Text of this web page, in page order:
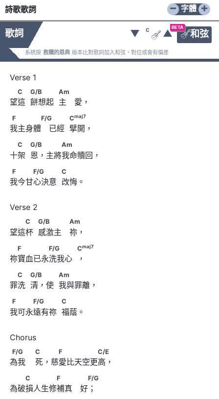
詩歌歌詞 − +
字體
歌詞
BETA
和弦
▼ C
 ▲
系統按 救贖的恩典 版本比對歌詞加入和弦，對位或會有偏差
C　            G/B　　　            Am
C G/B Am
望這  餅想起  主　愛，
F　　　　F/G 　　            C
F F/G Cmaj7
我主身體　已經  擘開，
C　            G/B　 　　Am
C G/B Am
十架  恩，主將我命贖回，
F　　　F/G　　　            C
F F/G C
我今甘心決意  改悔。
C　            G/B　　　 Am
C G/B Am
望這杯  感激主　祢，
F　　　　F/G　　　            C
F F/G Cmaj7
祢寶血已永洗我心  ，
C　            G/B　 　            Am
C G/B Am
罪洗  清，使  我與罪離，
F　　　F/G　　　            C
F F/G C
我可永遠有祢  福蔭。
F/G　　                        C　 　F　　　　　C/E
F/G C F C/E
為我    死，慈愛比天空更高，
C　　　　F　　 　F/G
C F F/G
為破損人生修補真　好；